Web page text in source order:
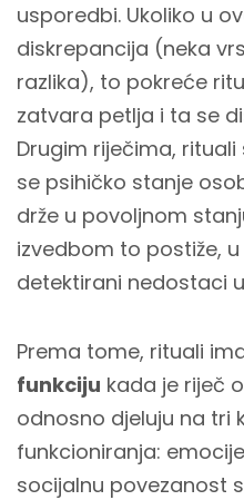
usporedbi. Ukoliko u
diskrepancija (neka
razlika), to pokreće
zatvara petlja i ta se
Drugim riječima,
se psihičko stanje
drže u povoljnom
izvedbom to postiže,
detektirani nedostaci
Prema tome, rituali
funkciju kada je riječ
odnosno djeluju na tri
funkcioniranja:
socijalnu povezanost